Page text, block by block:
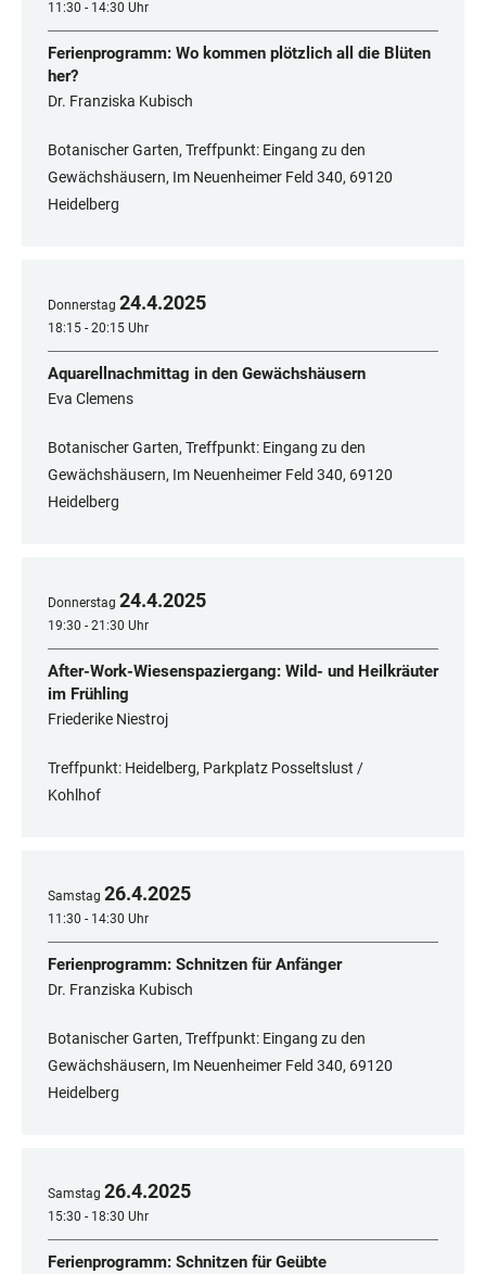
11:30 - 14:30 Uhr
Ferienprogramm: Wo kommen plötzlich all die Blüten
her?
Dr. Franziska Kubisch
Botanischer Garten, Treffpunkt: Eingang zu den
Gewächshäusern, Im Neuenheimer Feld 340, 69120
Heidelberg
Donnerstag 24.4.2025
18:15 - 20:15 Uhr
Aquarellnachmittag in den Gewächshäusern
Eva Clemens
Botanischer Garten, Treffpunkt: Eingang zu den
Gewächshäusern, Im Neuenheimer Feld 340, ​​​​​​​69120
Heidelberg
Donnerstag 24.4.2025
19:30 - 21:30 Uhr
After-Work-Wiesenspaziergang: Wild- und Heilkräuter
im Frühling
Friederike Niestroj
Treffpunkt: Heidelberg, Parkplatz Posseltslust /
Kohlhof
Samstag 26.4.2025
11:30 - 14:30 Uhr
Ferienprogramm: Schnitzen für Anfänger
Dr. Franziska Kubisch
Botanischer Garten, Treffpunkt: Eingang zu den
Gewächshäusern, Im Neuenheimer Feld 340, 69120
Heidelberg
Samstag 26.4.2025
15:30 - 18:30 Uhr
Ferienprogramm: Schnitzen für Geübte